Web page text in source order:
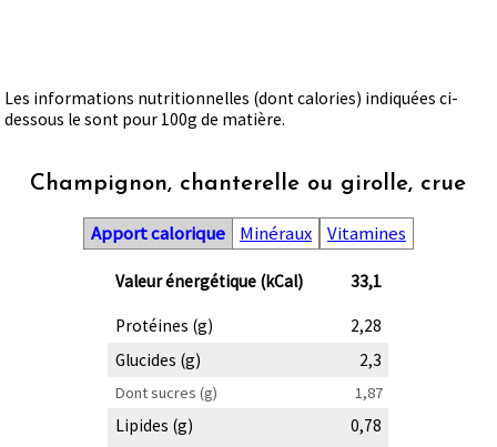
Les informations nutritionnelles (dont calories) indiquées ci-
dessous le sont pour 100g de matière.
Champignon, chanterelle ou girolle, crue
Apport calorique Minéraux Vitamines
Valeur énergétique (kCal) 33,1
Protéines (g)
2,28
Glucides (g)
2,3
Dont sucres (g) 1,87
Lipides (g) 0,78